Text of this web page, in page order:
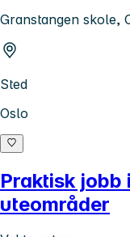
Granstangen skole,
Sted
Oslo
Praktisk jobb
uteområder